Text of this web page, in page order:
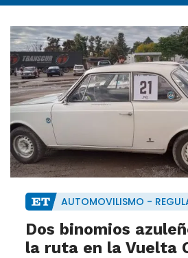
AUTOMOVILISMO -
Dos binomios
la ruta en la Vuelta